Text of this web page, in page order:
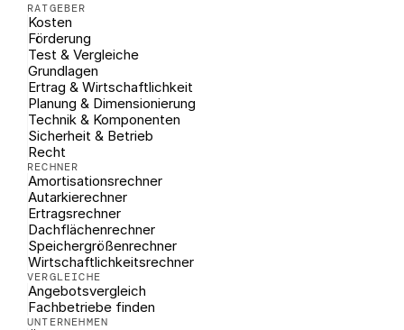
RATGEBER
Kosten
Förderung
Test & Vergleiche
Grundlagen
Ertrag & Wirtschaftlichkeit
Planung & Dimensionierung
Technik & Komponenten
Sicherheit & Betrieb
Recht
RECHNER
Amortisationsrechner
Autarkierechner
Ertragsrechner
Dachflächenrechner
Speichergrößenrechner
Wirtschaftlichkeitsrechner
VERGLEICHE
Angebotsvergleich
Fachbetriebe finden
UNTERNEHMEN